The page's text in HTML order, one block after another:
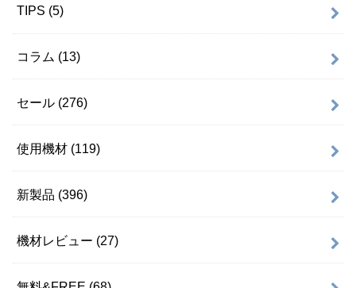
TIPS (5)
コラム (13)
セール (276)
使用機材 (119)
新製品 (396)
機材レビュー (27)